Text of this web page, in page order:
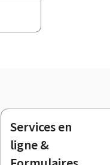
Services en
ligne &